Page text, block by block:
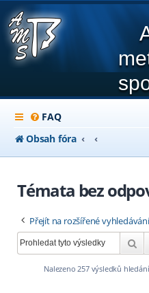
FAQ
Obsah fóra
Témata bez
Přejít na rozšířené vyhledávání
Nalezeno 257 výsledků hledání